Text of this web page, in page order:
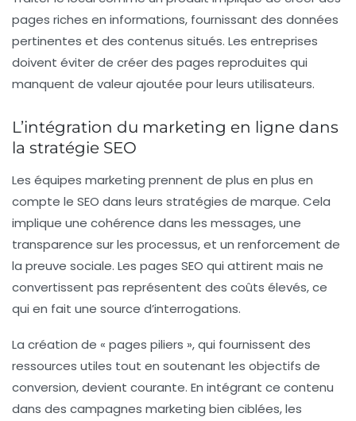
pages riches en informations, fournissant des données
pertinentes et des contenus situés. Les entreprises
doivent éviter de créer des pages reproduites qui
manquent de valeur ajoutée pour leurs utilisateurs.
L’intégration du marketing en ligne dans
la stratégie SEO
Les équipes marketing prennent de plus en plus en
compte le SEO dans leurs stratégies de marque. Cela
implique une cohérence dans les messages, une
transparence sur les processus, et un renforcement de
la preuve sociale. Les pages SEO qui attirent mais ne
convertissent pas représentent des coûts élevés, ce
qui en fait une source d’interrogations.
La création de « pages piliers », qui fournissent des
ressources utiles tout en soutenant les objectifs de
conversion, devient courante. En intégrant ce contenu
dans des campagnes marketing bien ciblées, les